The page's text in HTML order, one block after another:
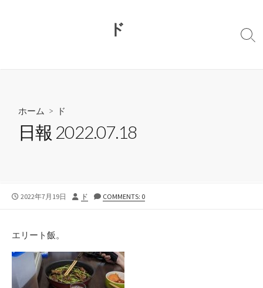
ド
検
ホーム > ド
日報 2022.07.18
公
2022年7月19日
投
ド COMMENTS: 0
エリート飯。